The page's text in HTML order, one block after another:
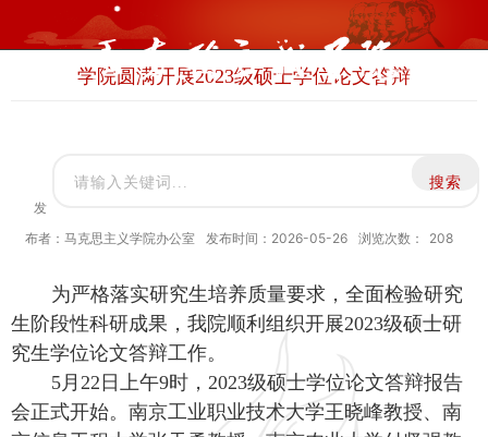
学院圆满开展2023级硕士学位论文答辩
发
布者：马克思主义学院办公室
发布时间：2026-05-26 浏览次数： 208
为严格落实研究生培养质量要求，全面检验研究
生阶段性科研成果，我院顺利组织开展2023级硕士研
究生学位论文答辩工作。
5月22日上午9时，2023级硕士学位论文答辩报告
会正式开始。南京工业职业技术大学王晓峰教授、南